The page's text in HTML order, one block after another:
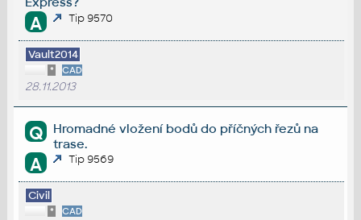
A Tip 9570
Vault2014
* CAD
28.11.2013
Q
Hromadné vložení bodů do příčných řezů na
trase.
A Tip 9569
Civil
* CAD